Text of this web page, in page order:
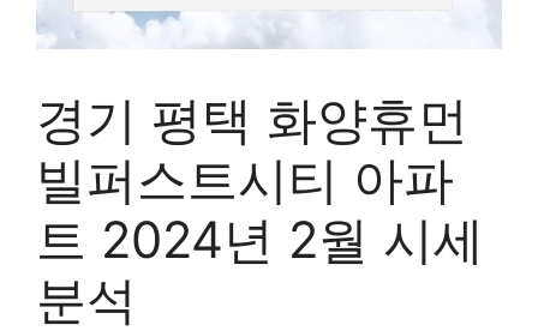
경기 평택 화양휴먼
빌퍼스트시티 아파
트 2024년 2월 시세
분석